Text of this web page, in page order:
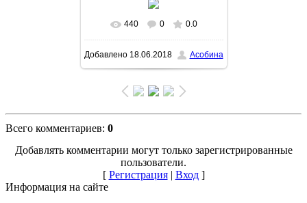
440 0 0.0
Добавлено18.06.2018 Асобина
Всего комментариев: 0
Добавлять комментарии могут только зарегистрированные
пользователи.
[ Регистрация| Вход]
Информация на сайте